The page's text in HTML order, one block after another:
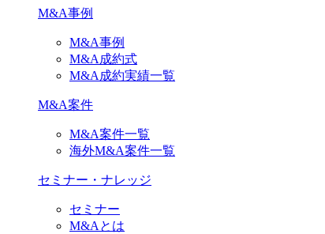
M&A事例
M&A事例
M&A成約式
M&A成約実績一覧
M&A案件
M&A案件一覧
海外M&A案件一覧
セミナー・ナレッジ
セミナー
M&Aとは